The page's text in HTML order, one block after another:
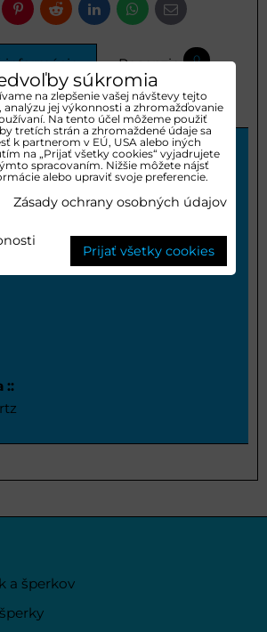
PinterestRedditLinkedInWhatsApp
E-
mail
informácie Recenzie 0
::
a šperkov
súkromia
na zlepšenie vašej návštevy tejto
analýzu jej výkonnosti a zhromažďovanie
Na tento účel môžeme použiť
tretích strán a zhromaždené údaje sa
k partnerom v EÚ, USA alebo iných
na „Prijať všetky cookies“ vyjadrujete
spracovaním. Nižšie môžete nájsť
alebo upraviť svoje preferencie.
Zásady ochrany osobných údajov
Prijať všetky cookies